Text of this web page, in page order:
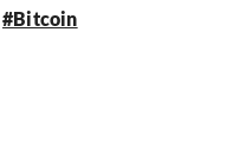
#Bitcoin